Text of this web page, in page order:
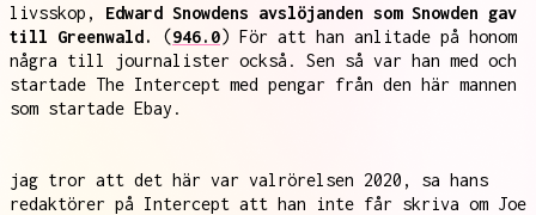
livsskop, Edward Snowdens avslöjanden som Snowden gav
till Greenwald.
(946.0) För att han anlitade på honom
några till journalister också. Sen så var han med och
startade The Intercept med pengar från den här mannen
som startade Ebay.
jag tror att det här var valrörelsen 2020, sa hans
redaktörer på Intercept att han inte får skriva om Joe